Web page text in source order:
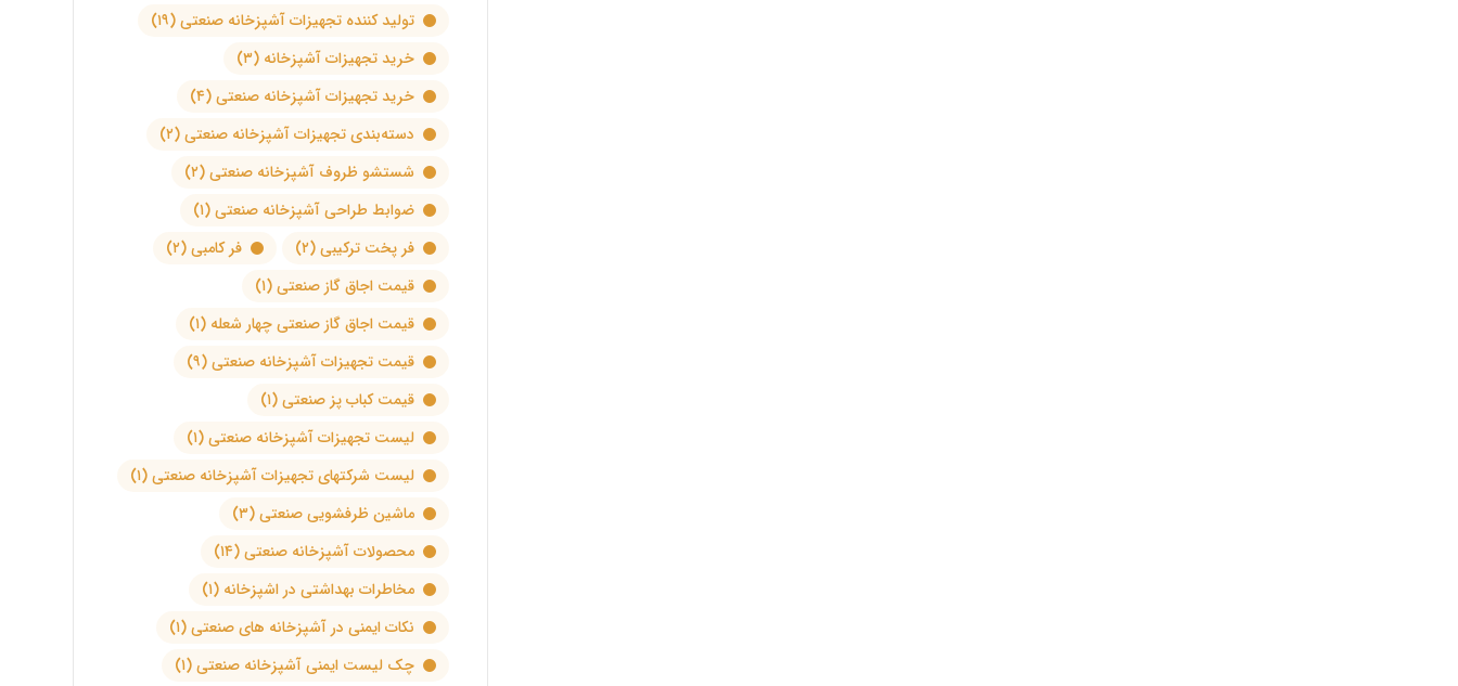
تولید کننده تجهیزات آشپزخانه صنعتی(۱۹)
خرید تجهیزات آشپزخانه (۳)
خرید تجهیزات آشپزخانه صنعتی(۴)
دسته‌بندی تجهیزات آشپزخانه صنعتی(۲)
شستشو ظروف آشپزخانه صنعتی(۲)
ضوابط طراحی آشپزخانه صنعتی(۱)
فر پخت ترکیبی(۲) فر کامبی(۲)
قیمت اجاق گاز صنعتی(۱)
قیمت اجاق گاز صنعتی چهار شعله (۱)
قیمت تجهیزات آشپزخانه صنعتی(۹)
قیمت کباب پز صنعتی(۱)
لیست تجهیزات آشپزخانه صنعتی(۱)
لیست شرکتهای تجهیزات آشپزخانه صنعتی(۱)
ماشین ظرفشویی صنعتی(۳)
محصولات آشپزخانه صنعتی(۱۴)
مخاطرات بهداشتی در اشپزخانه (۱)
نکات ایمنی در آشپزخانه های صنعتی(۱)
چک لیست ایمنی آشپزخانه صنعتی(۱)